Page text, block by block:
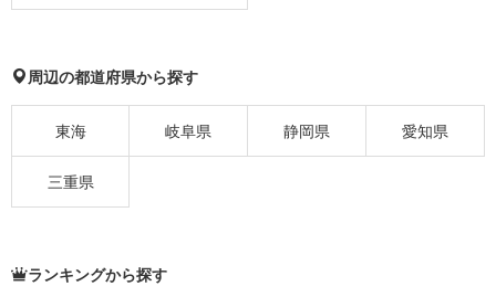
周辺の都道府県から探す
東海 岐阜県 静岡県 愛知県
三重県
ランキングから探す